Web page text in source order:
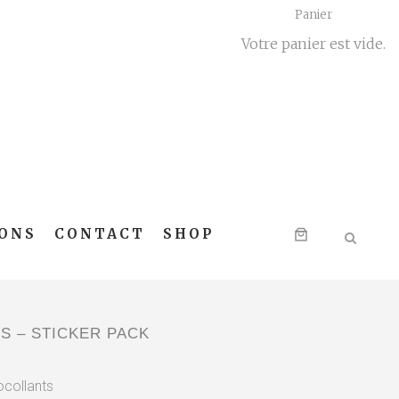
Panier
Votre panier est vide.
CONTACT SHOP
– STICKER PACK